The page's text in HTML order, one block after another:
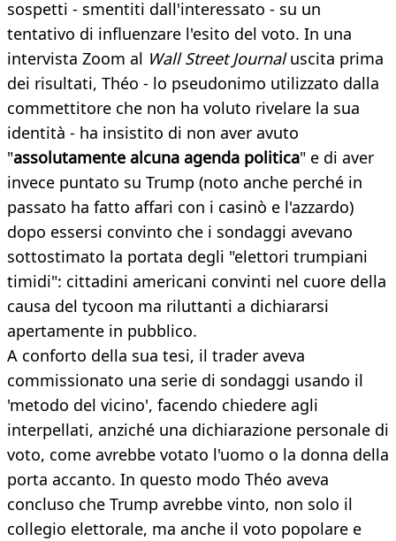
sospetti - smentiti dall'interessato - su un
tentativo di influenzare l'esito del voto. In una
intervista Zoom al Wall Street Journaluscita prima
dei risultati, Théo - lo pseudonimo utilizzato dalla
commettitore che non ha voluto rivelare la sua
identità - ha insistito di non aver avuto
"assolutamente alcuna agenda politica" e di aver
invece puntato su Trump (noto anche perché in
passato ha fatto affari con i casinò e l'azzardo)
dopo essersi convinto che i sondaggi avevano
sottostimato la portata degli "elettori trumpiani
timidi": cittadini americani convinti nel cuore della
causa del tycoon ma riluttanti a dichiararsi
apertamente in pubblico.
A conforto della sua tesi, il trader aveva
commissionato una serie di sondaggi usando il
'metodo del vicino', facendo chiedere agli
interpellati, anziché una dichiarazione personale di
voto, come avrebbe votato l'uomo o la donna della
porta accanto. In questo modo Théo aveva
concluso che Trump avrebbe vinto, non solo il
collegio elettorale, ma anche il voto popolare e